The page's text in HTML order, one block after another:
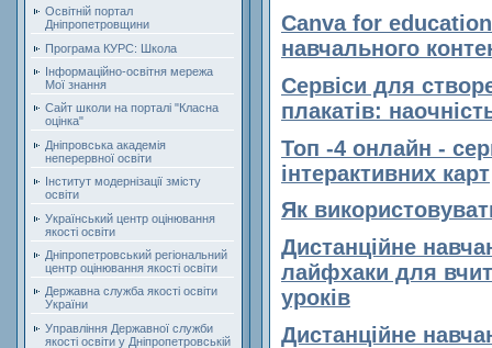
Освітній портал
Дніпропетровщини
Програма КУРС: Школа
Інформаційно-освітня мережа
Мої знання
Сайт школи на порталі "Класна
оцінка"
Дніпровська академія
неперервної освіти
Інститут модернізації змісту
освіти
Український центр оцінювання
якості освіти
Дніпропетровський регіональний
центр оцінювання якості освіти
Державна служба якості освіти
України
Управління Державної служби
якості освіти у Дніпропетровській
Сanva for
навчального
Сервіси для
плакатів:
Топ -4 онлайн -
інтерактивних карт
Як
Дистанційне
лайфхаки для
уроків
Дистанційне